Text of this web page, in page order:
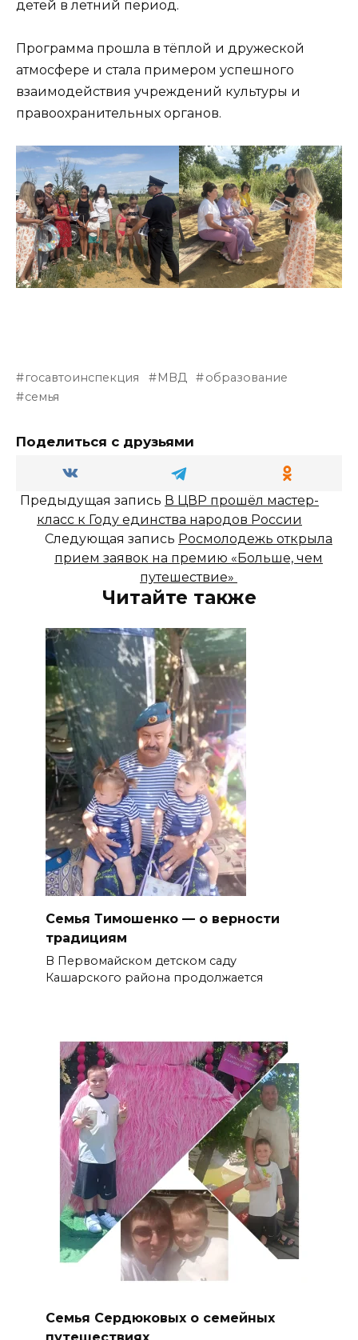
детей в летний период.
Программа прошла в тёплой и дружеской
атмосфере и стала примером успешного
взаимодействия учреждений культуры и
правоохранительных органов.
госавтоинспекция МВД
образование
семья
Поделиться с друзьями
Предыдущая запись В ЦВР прошёл мастер-
класс к Году единства народов России
Следующая запись Росмолодежь открыла
прием заявок на премию «Больше, чем
путешествие»
Читайте также
Семья Тимошенко — о верности
традициям
В Первомайском детском саду
Кашарского района продолжается
Семья Сердюковых о семейных
путешествиях